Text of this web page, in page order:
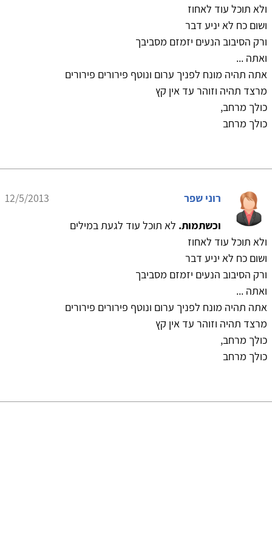
ולא תוכל עוד לאחוז
ושום כח לא יניע דבר
ורק הסיבוב הנעים יזמזם מסביבך
ואתה ...
אתה תהיה מונח לפניך ערום ונוטף פירורים פירורים
מרצד תהיה וזוהר עד אין קץ
כולך מרחב,
כולך מרחב
רוני שפר
12/5/2013
וכשתמות. לא תוכל עוד לגעת במילים
ולא תוכל עוד לאחוז
ושום כח לא יניע דבר
ורק הסיבוב הנעים יזמזם מסביבך
ואתה ...
אתה תהיה מונח לפניך ערום ונוטף פירורים פירורים
מרצד תהיה וזוהר עד אין קץ
כולך מרחב,
כולך מרחב